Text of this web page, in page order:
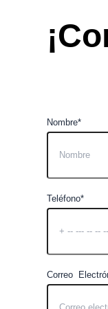
Nombre*
Teléfono*
Correo